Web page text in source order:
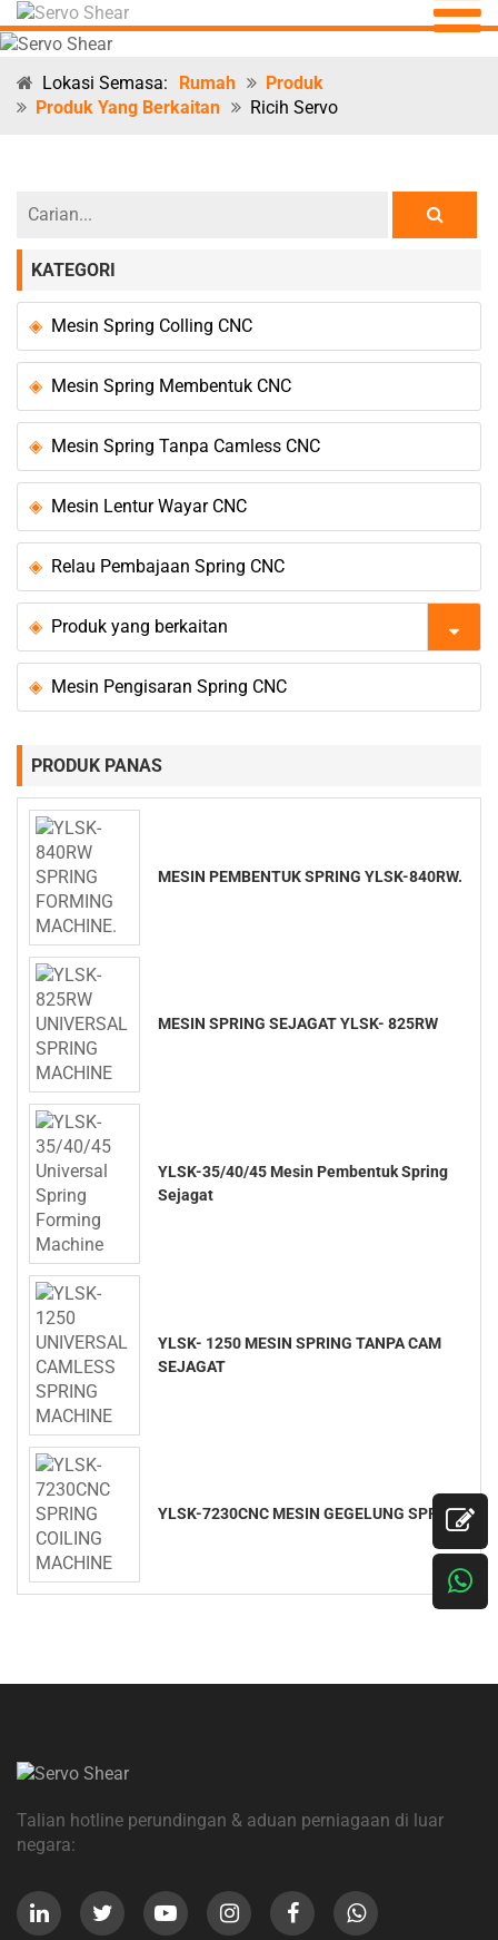
Lokasi Semasa: Rumah
Produk
Produk Yang Berkaitan
Ricih Servo
KATEGORI
Mesin Spring Colling CNC
Mesin Spring Membentuk CNC
Mesin Spring Tanpa Camless CNC
Mesin Lentur Wayar CNC
Relau Pembajaan Spring CNC
Produk yang berkaitan
Mesin Pengisaran Spring CNC
PRODUK PANAS
MESIN PEMBENTUK SPRING YLSK-840RW.
MESIN SPRING SEJAGAT YLSK- 825RW
YLSK-35/40/45 Mesin Pembentuk Spring
Sejagat
YLSK- 1250 MESIN SPRING TANPA CAM
SEJAGAT
YLSK-7230CNC MESIN GEGELUNG SPRING
Talian hotline perundingan & aduan perniagaan di luar
negara: